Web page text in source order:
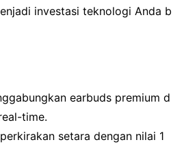
investasi teknologi Anda b
earbuds premium d
time.
setara dengan nilai 1